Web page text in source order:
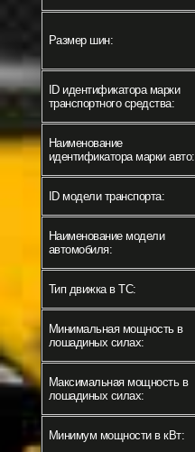
Размер шин:
ID идентификатора марки
транспортного средства:
Наименование
идентификатора марки авто:
ID модели транспорта:
Наименование модели
автомобиля:
Тип движка в ТС:
Минимальная мощность в
лошадиных силах:
Максимальная мощность в
лошадиных силах:
Минимум мощности в кВт: